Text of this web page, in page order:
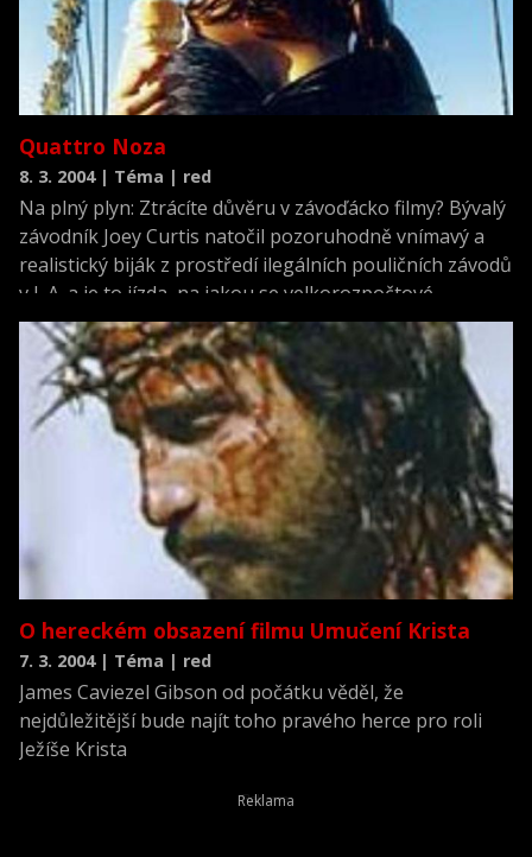
Quattro Noza
8. 3. 2004 | Téma | red
Na plný plyn: Ztrácíte důvěru v závoďácko filmy? Bývalý
závodník Joey Curtis natočil pozoruhodně vnímavý a
realistický biják z prostředí ilegálních pouličních závodů
v L.A. a je to jízda, na jakou se velkorozpočtové
spektákly těžko zmůžou. Napsal: ŠIMON ŠAFRÁNEK.
Auťácký film je obvykle pár adrenalinových scén pro
chlápka a něco romantiky pro holku. U velké produkce
si můžete téměř s jistotou vsadit, že konstrukce bude
osvěžující jako tři dny stará kola
O hereckém obsazení filmu Umučení Krista
7. 3. 2004 | Téma | red
James Caviezel Gibson od počátku věděl, že
nejdůležitější bude najít toho pravého herce pro roli
Ježíše Krista